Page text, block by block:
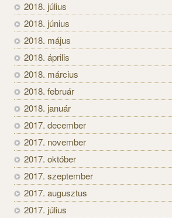
2018. július
2018. június
2018. május
2018. április
2018. március
2018. február
2018. január
2017. december
2017. november
2017. október
2017. szeptember
2017. augusztus
2017. július